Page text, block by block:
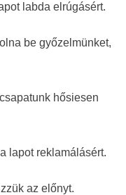
labda elrúgásért.
be győzelmünket,
hősiesen
lapot reklamálásért.
az előnyt.